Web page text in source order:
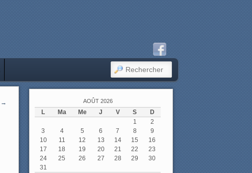
RECHERCHER
→ AOÛT 2026
L Ma Me J V S D
1
2
3
4 5 6 7 8
9
10
11 12 13 14 15
16
17
18 19 20 21 22
23
24
25 26 27 28 29
30
31